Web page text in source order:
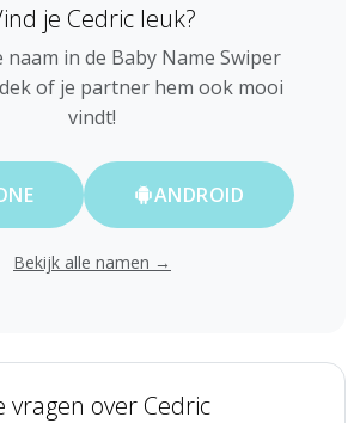
je Cedric leuk?
naam in de Baby Name Swiper
of je partner hem ook mooi
vindt!
ANDROID
Bekijk alle namen →
vragen over Cedric